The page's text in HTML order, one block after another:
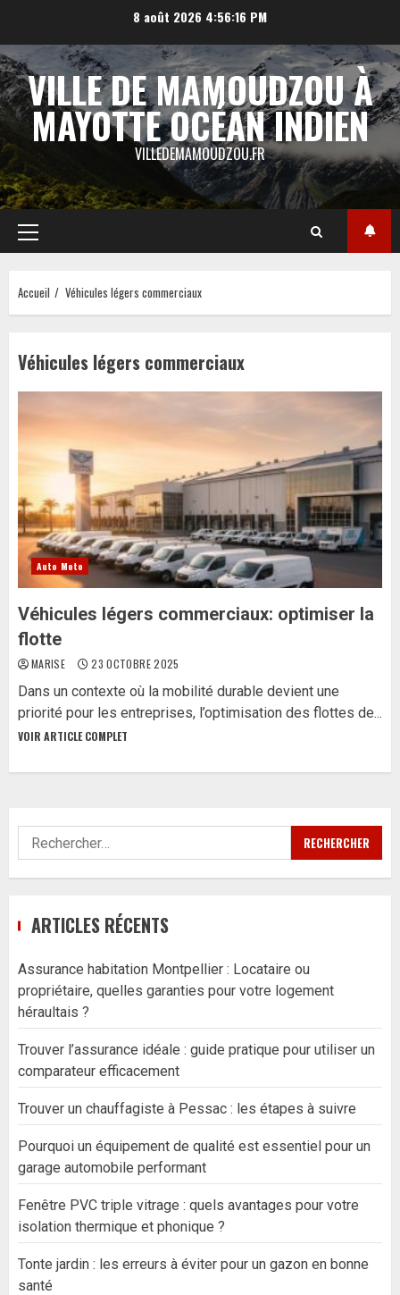
contenu
8 août 2026 4:56:16 PM
VILLE DE MAMOUDZOU À
MAYOTTE OCÉAN INDIEN
VILLEDEMAMOUDZOU.FR
Menu
principal
Accueil Véhicules légers commerciaux
Véhicules légers commerciaux
Auto Moto
Véhicules légers commerciaux: optimiser la
flotte
MARISE 23 OCTOBRE 2025
Dans un contexte où la mobilité durable devient une
priorité pour les entreprises, l’optimisation des flottes de...
VOIR ARTICLE COMPLET
Rechercher :
ARTICLES RÉCENTS
Assurance habitation Montpellier : Locataire ou
propriétaire, quelles garanties pour votre logement
héraultais ?
Trouver l’assurance idéale : guide pratique pour utiliser un
comparateur efficacement
Trouver un chauffagiste à Pessac : les étapes à suivre
Pourquoi un équipement de qualité est essentiel pour un
garage automobile performant
Fenêtre PVC triple vitrage : quels avantages pour votre
isolation thermique et phonique ?
Tonte jardin : les erreurs à éviter pour un gazon en bonne
santé